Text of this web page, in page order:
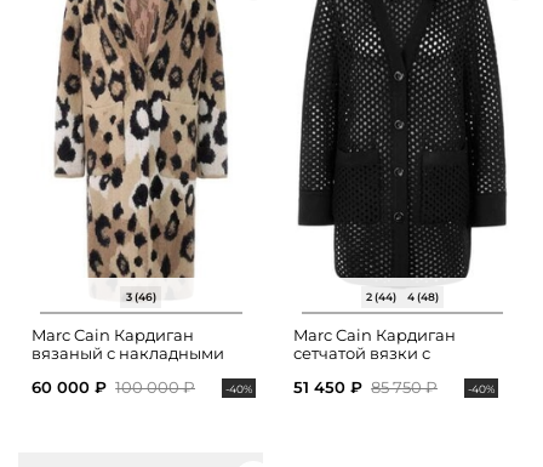
3 (46)
Marc Cain Кардиган
вязаный с накладными
60 000 ₽ 100 000 ₽ -40%
2 (44) 4 (48)
Marc Cain Кардиган
сетчатой вязки с
51 450 ₽ 85 750 ₽ -40%